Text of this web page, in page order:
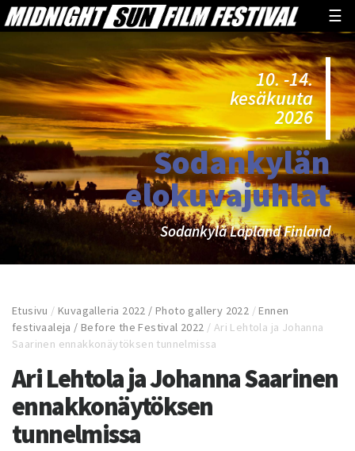
☰
10. -14.
kesäkuuta
2026
Sodankylän
elokuvajuhlat
Sodankylä Lapland Finland
Etusivu /Kuvagalleria 2022 / Photo gallery 2022 /Ennen
festivaaleja / Before the Festival 2022 / Ari Lehtola ja Johanna
Saarinen ennakkonäytöksen tunnelmissa
Ari Lehtola ja Johanna Saarinen
ennakkonäytöksen
tunnelmissa